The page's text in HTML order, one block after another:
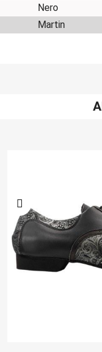
Nero
Martin